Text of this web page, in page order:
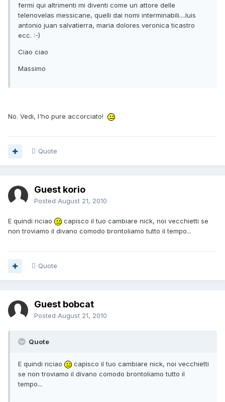
fermi qui altrimenti mi diventi come un attore delle
telenovelas messicane, quelli dai nomi interminabili....luis
antonio juan salvatierra, maria dolores veronica ticastro
ecc. :-)
Ciao ciao
Massimo
No. Vedi, l'ho pure accorciato!
Quote
Guest korio
Posted August 21, 2010
E quindi riciao
capisco il tuo cambiare nick, noi vecchietti se
non troviamo il divano comodo brontoliamo tutto il tempo...
Quote
Guest bobcat
Posted August 21, 2010
Quote
E quindi riciao
capisco il tuo cambiare nick, noi vecchietti
se non troviamo il divano comodo brontoliamo tutto il
tempo...